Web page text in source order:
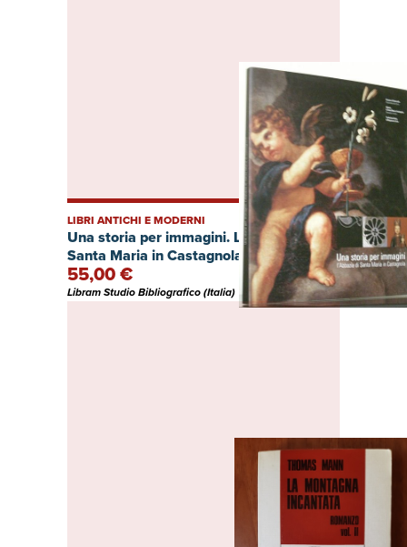
Una storia per immagini. L?abbazia di
Santa Maria in Castagnola.
LIBRI ANTICHI E MODERNI
55,00 €
Libram Studio Bibliografico (Italia)